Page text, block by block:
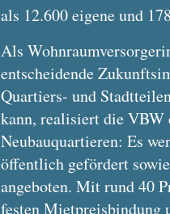
als 12.600 eigene und
Als
entscheidende
Quartiers- und
kann, realisiert die
Neubauquartieren: Es
öffentlich gefördert
angeboten. Mit rund 40
festen Mietpreisbindung